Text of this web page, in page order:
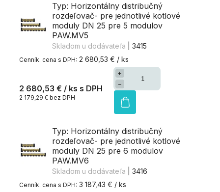
Typ: Horizontálny distribučný
rozdeľovač- pre jednotlivé kotlové
moduly DN 25 pre 5 modulov
PAW.MV5
Skladom u dodávateľa
| 3415
2 680,53 € / ks
2 680,53 € / ks
2 179,29 € bez DPH
+
−
Typ: Horizontálny distribučný
rozdeľovač- pre jednotlivé kotlové
moduly DN 25 pre 6 modulov
PAW.MV6
Skladom u dodávateľa
| 3416
3 187,43 € / ks